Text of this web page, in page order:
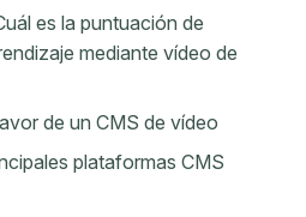
es la puntuación de
mediante vídeo de
de un CMS de vídeo
plataformas CMS